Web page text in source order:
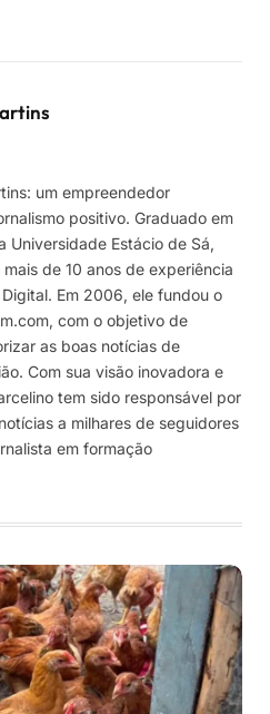
um empreendedor
positivo. Graduado em
Universidade Estácio de Sá,
de 10 anos de experiência
Em 2006, ele fundou o
com o objetivo de
as boas notícias de
Com sua visão inovadora e
tem sido responsável por
a milhares de seguidores
em formação